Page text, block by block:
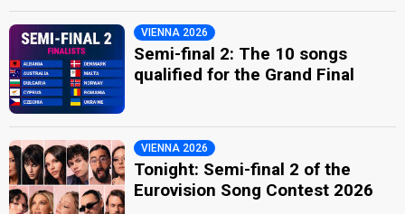
VIENNA 2026
Semi-final 2: The 10 songs
qualified for the Grand Final
VIENNA 2026
Tonight: Semi-final 2 of the
Eurovision Song Contest 2026